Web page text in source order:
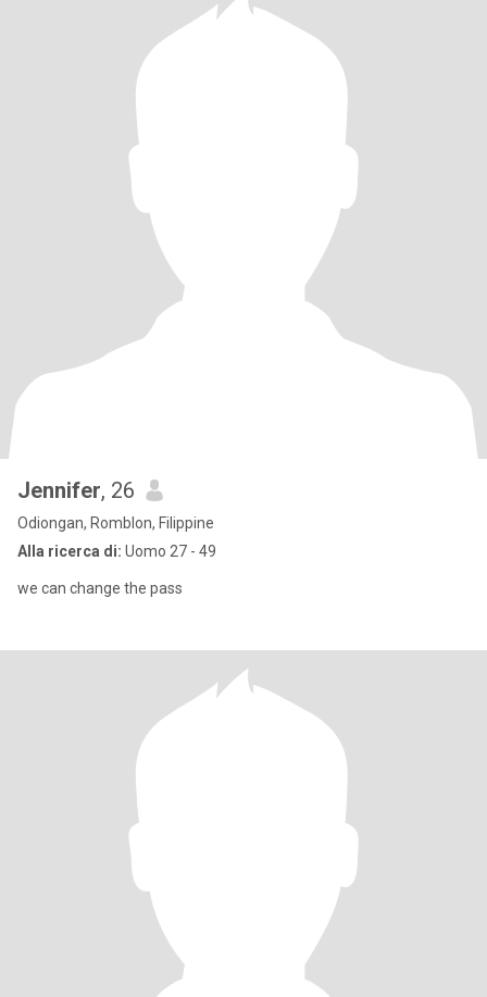
Jennifer, 26
Odiongan, Romblon, Filippine
Alla ricerca di: Uomo 27 - 49
we can change the pass